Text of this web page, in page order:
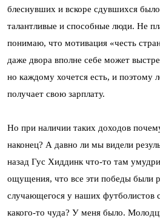
блеснувших и вскоре сдувшихся
талантливые и способные люди. Не
понимаю, что мотивация «честь
даже двора вполне себе может
но каждому хочется есть, и поэтому
получает свою зарплату.
Но при наличии таких доходов
наконец? А давно ли мы видели
назад Гус Хиддинк что-то там
ощущения, что все эти победы были
случающегося у наших футболистов
какого-то чуда? У меня было.